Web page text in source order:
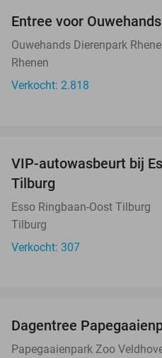
Entree voor
Ouwehands Dierenpark
Rhenen
Verkocht: 2.818
VIP-autowasbeurt bij
Tilburg
Esso Ringbaan-Oost Tilburg
Tilburg
Verkocht: 307
Dagentree
Papegaaienpark Zoo